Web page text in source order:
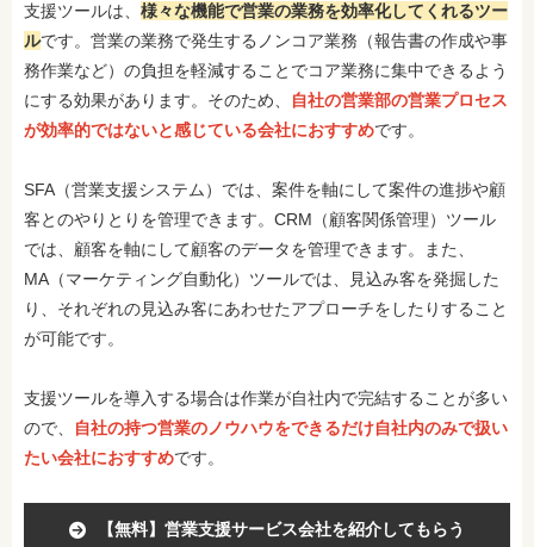
支援ツールは、 様々な機能で営業の業務を効率化してくれるツー
ルです。営業の業務で発生するノンコア業務（報告書の作成や事
務作業など）の負担を軽減することでコア業務に集中できるよう
にする効果があります。そのため、
自社の営業部の営業プロセス
が効率的ではないと感じている会社におすすめです。
SFA（営業支援システム）では、案件を軸にして案件の進捗や顧
客とのやりとりを管理できます。CRM（顧客関係管理）ツール
では、顧客を軸にして顧客のデータを管理できます。また、
MA（マーケティング自動化）ツールでは、見込み客を発掘した
り、それぞれの見込み客にあわせたアプローチをしたりすること
が可能です。
支援ツールを導入する場合は作業が自社内で完結することが多い
ので、
自社の持つ営業のノウハウをできるだけ自社内のみで扱い
たい会社におすすめです。
【無料】営業支援サービス会社を紹介してもらう